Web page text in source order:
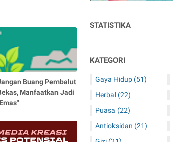
Buang Pembalut
Manfaatkan Jadi
STATISTIKA
KATEGORI
Gaya Hidup (51)
Herbal (22)
Puasa (22)
Antioksidan (21)